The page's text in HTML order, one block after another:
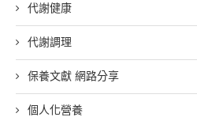
代謝健康
代謝調理
保養文獻 網路分享
個人化營養